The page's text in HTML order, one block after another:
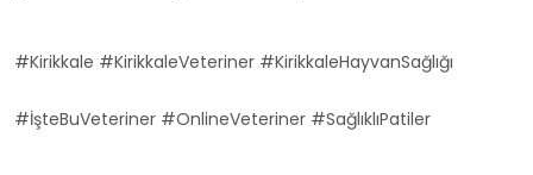
#Kirikkale #KirikkaleVeteriner #KirikkaleHayvanSağlığı
#İşteBuVeteriner #OnlineVeteriner #SağlıklıPatiler